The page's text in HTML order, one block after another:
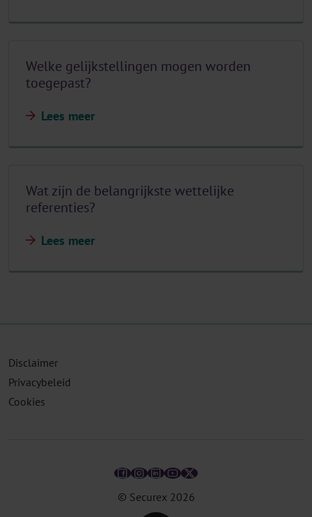
Welke gelijkstellingen mogen worden
toegepast?
Lees meer
Wat zijn de belangrijkste wettelijke
referenties?
Lees meer
© Securex 2026
Disclaimer
Privacybeleid
Cookies